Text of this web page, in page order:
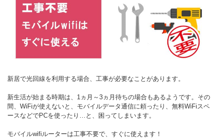
新居で光回線を利用する場合、工事が必要なことがあります。
新生活が始まる時期は、1ヵ月～3ヵ月待ちの場合もあるようです。その
間、WiFiが使えないと、モバイルデータ通信に頼ったり、無料WiFiスペ
ースなどでPCを使ったり…と、困ってしまいます。
モバイルwifiルーターは工事不要で、すぐに使えます！